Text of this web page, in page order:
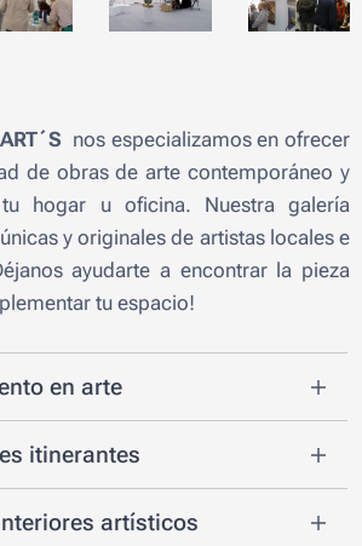
nos especializamos en ofrecer
de obras de arte contemporáneo y
hogar u oficina. Nuestra galería
y originales de artistas locales e
ayudarte a encontrar la pieza
tu espacio!
en arte
ofrece orientación y
personas interesadas en el
Este tipo de asesoramiento
itinerantes
que se trasladan de un
artísticos